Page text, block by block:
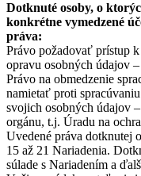
Dotknuté osoby, o
konkrétne vymedzené
práva:
Právo požadovať prístup
opravu osobných údajov
Právo na obmedzenie
namietať proti
svojich osobných údajov
orgánu, t.j. Úradu na
Uvedené práva dotknutej
15 až 21 Nariadenia.
súlade s Nariadením a